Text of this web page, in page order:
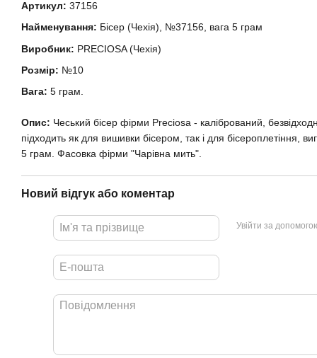
Артикул: 37156
Найменування: Бісер (Чехія), №37156, вага 5 грам
Виробник: PRECIOSA (Чехія)
Розмір: №10
Вага: 5 грам.
Опис: Чеський бісер фірми Preciosa - калібрований,
підходить як для вишивки бісером, так і для бісероплетіння,
5 грам. Фасовка фірми "Чарівна мить".
Новий відгук або коментар
Увійти за